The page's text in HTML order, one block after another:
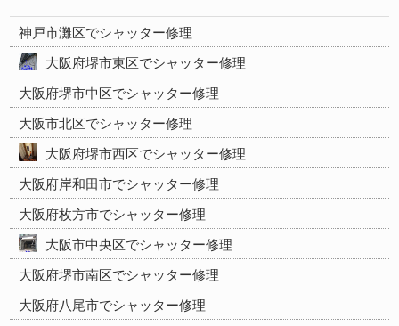
神戸市灘区でシャッター修理
大阪府堺市東区でシャッター修理
大阪府堺市中区でシャッター修理
大阪市北区でシャッター修理
大阪府堺市西区でシャッター修理
大阪府岸和田市でシャッター修理
大阪府枚方市でシャッター修理
大阪市中央区でシャッター修理
大阪府堺市南区でシャッター修理
大阪府八尾市でシャッター修理